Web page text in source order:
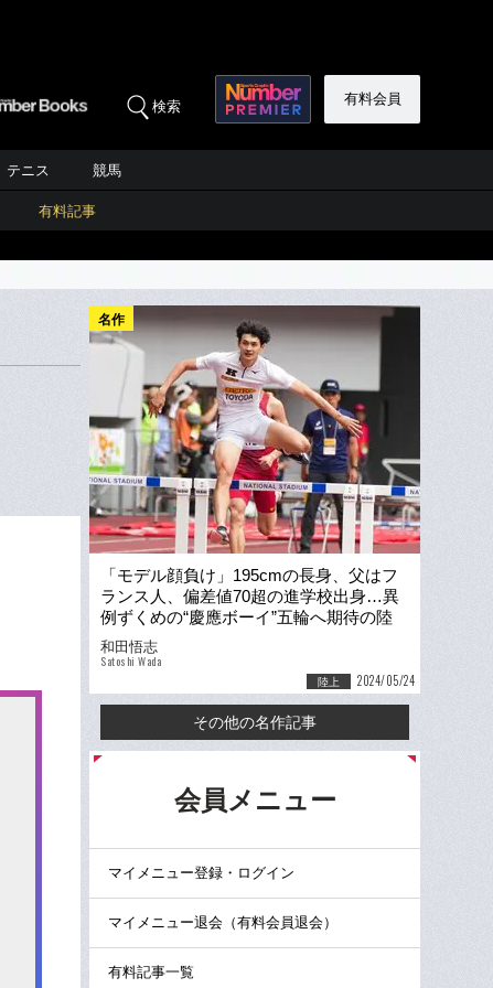
検索 有料会員
テニス 競馬
有料記事
名作
「モデル顔負け」195cmの長身、父はフ
ランス人、偏差値70超の進学校出身…異
例ずくめの“慶應ボーイ”五輪へ期待の陸
上・豊田兼（21）とは何者か？
和田悟志
Satoshi Wada
陸上 2024/05/24
その他の名作記事
会員メニュー
マイメニュー登録・ログイン
マイメニュー退会（有料会員退会）
有料記事一覧